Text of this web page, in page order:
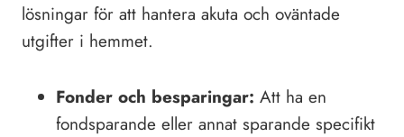
lösningar för att hantera akuta och oväntade
utgifter i hemmet.
Fonder och besparingar: Att ha en
fondsparande eller annat sparande specifikt